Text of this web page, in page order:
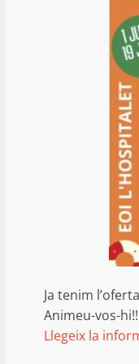
Ja tenim
Animeu-vos-hi!!
Llegeix la